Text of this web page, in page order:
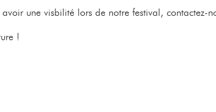
avoir une visbilité lors de notre festival,
!